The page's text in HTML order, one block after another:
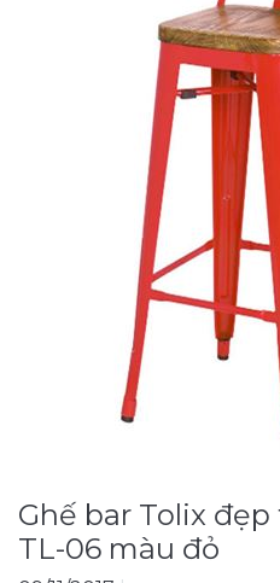
Ghế bar Tolix
TL-06 màu đỏ